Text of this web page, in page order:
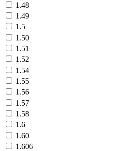
1.48
1.49
1.5
1.50
1.51
1.52
1.54
1.55
1.56
1.57
1.58
1.6
1.60
1.606